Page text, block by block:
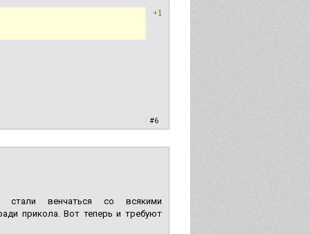
+1
#6
стали венчаться со всякими
прикола. Вот теперь и требуют